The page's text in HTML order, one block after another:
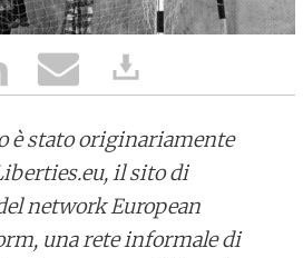
è stato originariamente
il sito di
network European
una rete informale di